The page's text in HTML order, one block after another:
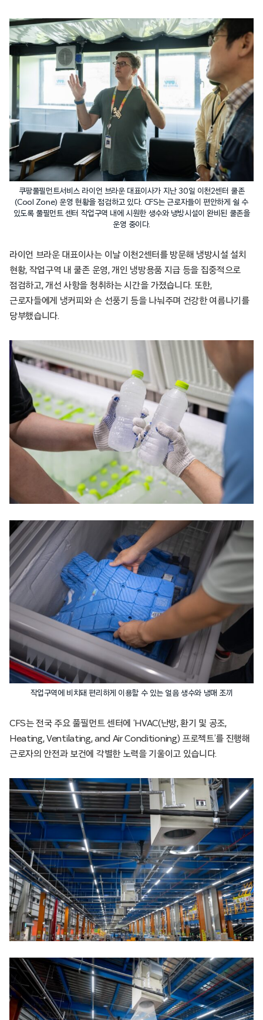
쿠팡풀필먼트서비스 라이언 브라운 대표이사가 지난 30일 이천2센터 쿨존
(Cool Zone) 운영 현황을 점검하고 있다. CFS는 근로자들이 편안하게 쉴 수
있도록 풀필먼트 센터 작업구역 내에 시원한 생수와 냉방시설이 완비된 쿨존을
운영 중이다.
라이언 브라운 대표이사는 이날 이천2센터를 방문해 냉방시설 설치
현황, 작업구역 내 쿨존 운영, 개인 냉방용품 지급 등을 집중적으로
점검하고, 개선 사항을 청취하는 시간을 가졌습니다. 또한,
근로자들에게 냉커피와 손 선풍기 등을 나눠주며 건강한 여름나기를
당부했습니다.
작업구역에 비치돼 편리하게 이용할 수 있는 얼음 생수와 냉매 조끼
CFS는 전국 주요 풀필먼트 센터에 ‘HVAC(난방, 환기 및 공조,
Heating, Ventilating, and Air Conditioning) 프로젝트’를 진행해
근로자의 안전과 보건에 각별한 노력을 기울이고 있습니다.